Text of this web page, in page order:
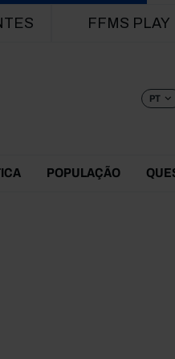
FFMS PLAY
PT
POPULAÇÃO